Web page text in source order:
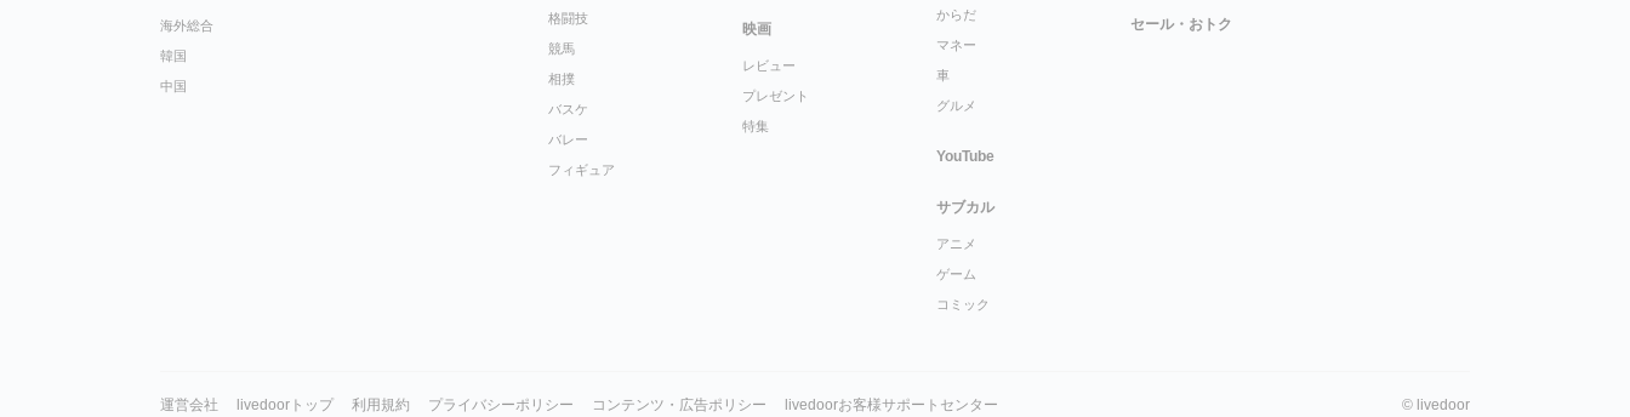
海外総合
韓国
中国
格闘技
競馬
相撲
バスケ
バレー
フィギュア
映画
レビュー
プレゼント
特集
からだ
マネー
車
グルメ
YouTube
サブカル
アニメ
ゲーム
コミック
セール・おトク
運営会社 livedoorトップ 利用規約 プライバシーポリシー コンテンツ・広告ポリシー livedoorお客様サポートセンター © livedoor